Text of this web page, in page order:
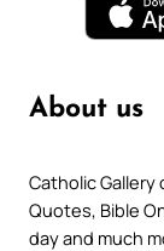
About us
Catholic Gallery
Quotes, Bible
day and much